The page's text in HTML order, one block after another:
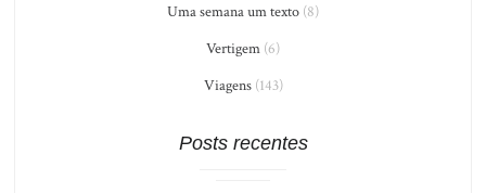
Uma semana um texto (8)
Vertigem (6)
Viagens(143)
Posts recentes